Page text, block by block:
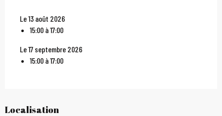
Le 13 août 2026
15:00 à 17:00
Le 17 septembre 2026
15:00 à 17:00
Localisation